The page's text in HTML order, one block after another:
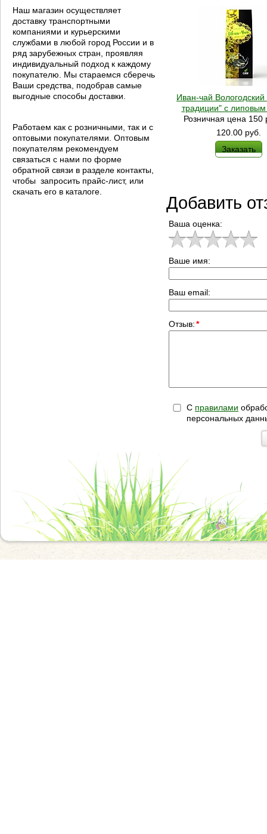
Наш магазин осуществляет
доставку транспортными
компаниями и курьерскими
службами в любой город России и в
ряд зарубежных стран, проявляя
индивидуальный подход к каждому
покупателю. Мы стараемся сберечь
Ваши средства, подобрав самые
выгодные способы доставки.
Работаем как с розничными, так и с
оптовыми покупателями. Оптовым
покупателям рекомендуем
связаться с нами по форме
обратной связи в разделе контакты,
чтобы запросить прайс-лист, или
скачать его в каталоге.
Иван-чай Вологодский
традиции" с
Розничная цена 150
120.00 руб.
Заказать
Добавить
Ваша оценка:
Ваше имя:
Ваш email:
Отзыв:*
С правилами
персональных